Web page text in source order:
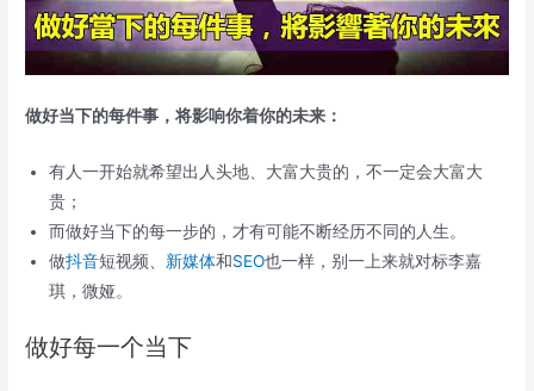
做好当下的每件事，将影响你着你的未来：
有人一开始就希望出人头地、大富大贵的，不一定会大富大
贵；
而做好当下的每一步的，才有可能不断经历不同的人生。
做抖音短视频、 新媒体和SEO也一样，别一上来就对标李嘉
琪，微娅。
做好每一个当下